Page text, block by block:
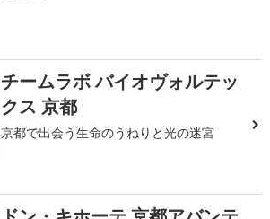
チームラボ バイオヴォルテッ
クス 京都
京都で出会う生命のうねりと光の迷宮